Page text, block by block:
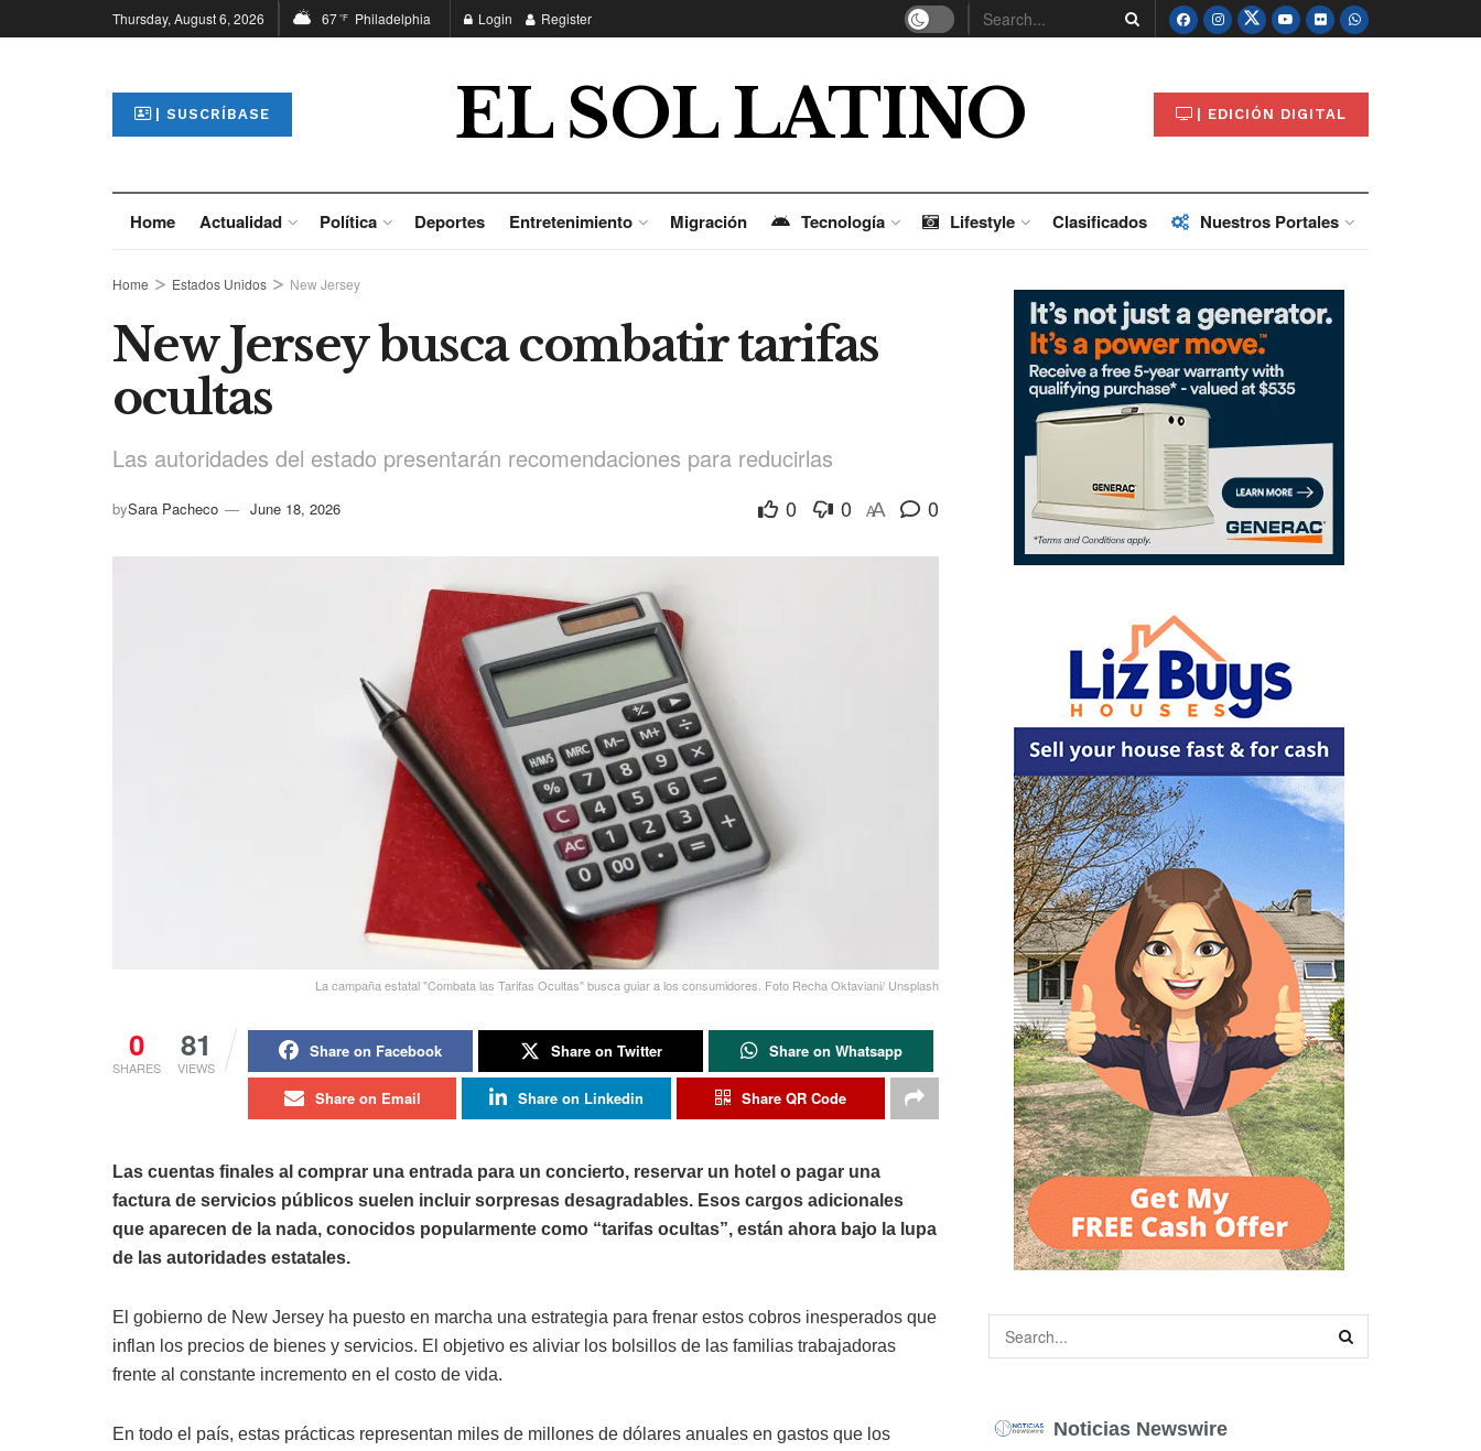
Thursday, August 6, 2026 67°F Philadelphia Login Register
| SUSCRÍBASE EL SOL LATINO | EDICIÓN DIGITAL
Home Actualidad Política Deportes Entretenimiento Migración Tecnología Lifestyle Clasificados Nuestros Portales
Home Estados Unidos New Jersey
New Jersey busca combatir tarifas
ocultas
Las autoridades del estado presentarán recomendaciones para reducirlas
bySara Pacheco June 18, 2026 0 0 AA 0
La campaña estatal "Combata las Tarifas Ocultas" busca guiar a los consumidores. Foto Recha Oktaviani/ Unsplash
0
SHARES
81
VIEWS
Share on Facebook Share on Twitter Share on Whatsapp
Share on Email Share on Linkedin Share QR Code
Las cuentas finales al comprar una entrada para un concierto, reservar un hotel o pagar una
factura de servicios públicos suelen incluir sorpresas desagradables. Esos cargos adicionales
que aparecen de la nada, conocidos popularmente como “tarifas ocultas”, están ahora bajo la lupa
de las autoridades estatales.
El gobierno de New Jersey ha puesto en marcha una estrategia para frenar estos cobros inesperados que
inflan los precios de bienes y servicios. El objetivo es aliviar los bolsillos de las familias trabajadoras
frente al constante incremento en el costo de vida.
En todo el país, estas prácticas representan miles de millones de dólares anuales en gastos que los
Noticias Newswire